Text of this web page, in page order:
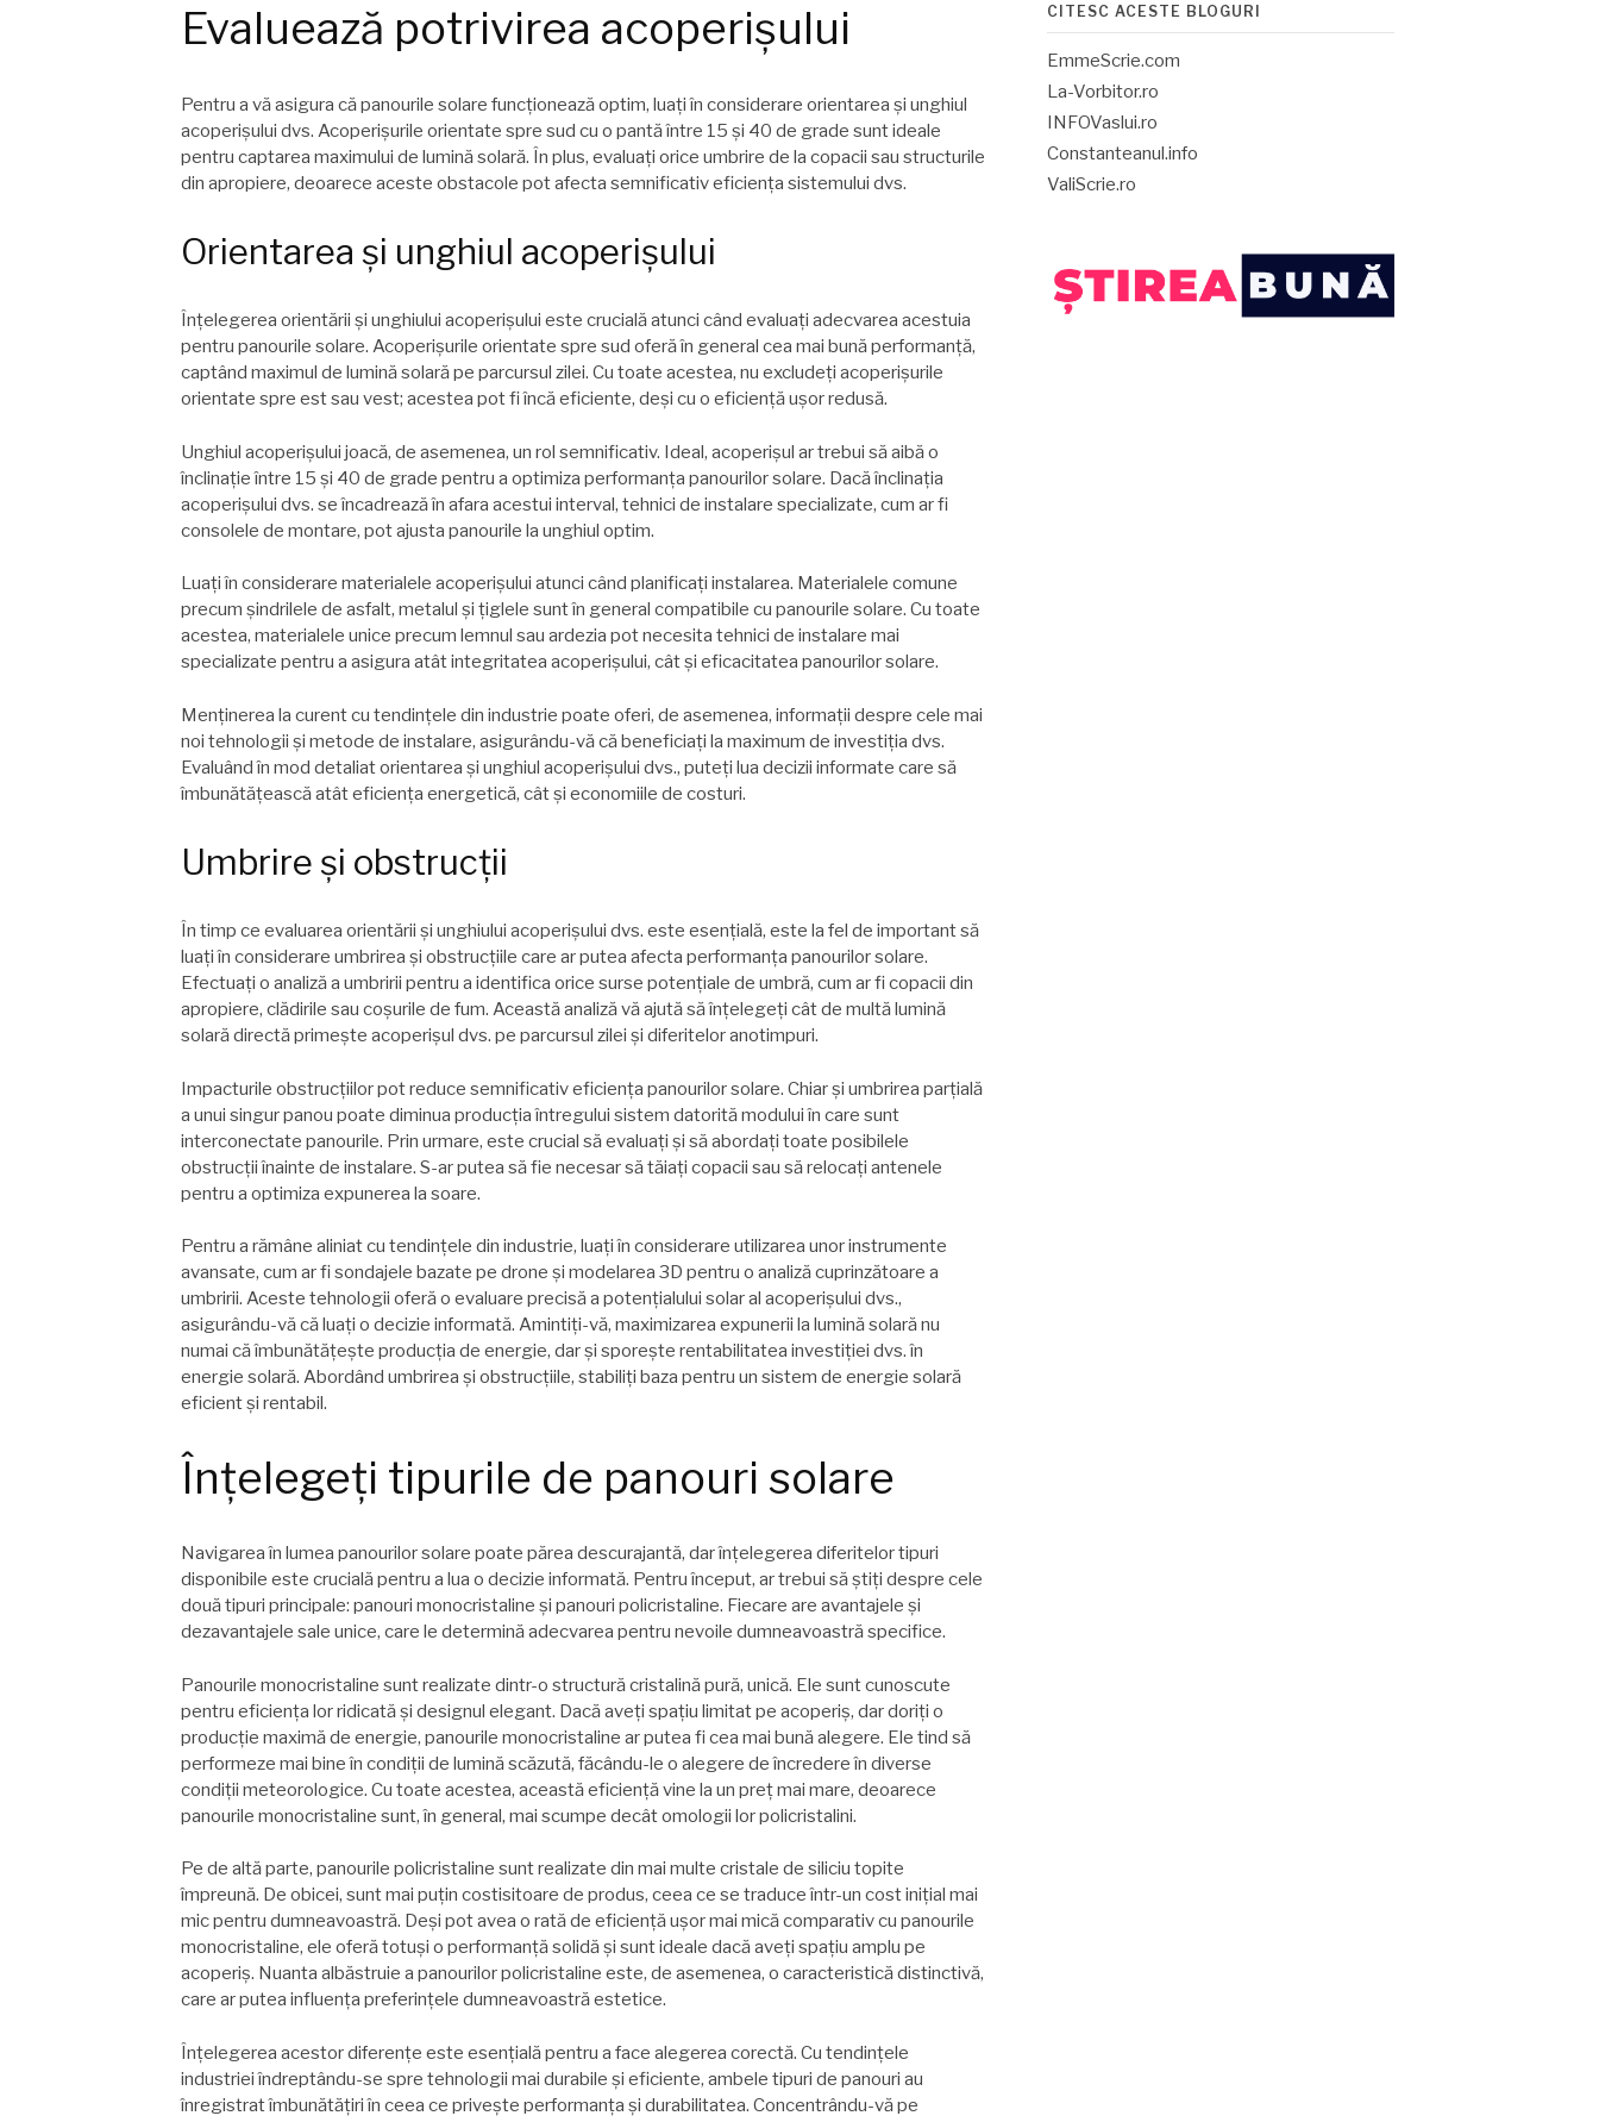
Evaluează potrivirea acoperișului
Pentru a vă asigura că panourile solare funcționează optim, luați în considerare orientarea și unghiul
acoperișului dvs. Acoperișurile orientate spre sud cu o pantă între 15 și 40 de grade sunt ideale
pentru captarea maximului de lumină solară. În plus, evaluați orice umbrire de la copacii sau structurile
din apropiere, deoarece aceste obstacole pot afecta semnificativ eficiența sistemului dvs.
Orientarea și unghiul acoperișului
Înțelegerea orientării și unghiului acoperișului este crucială atunci când evaluați adecvarea acestuia
pentru panourile solare. Acoperișurile orientate spre sud oferă în general cea mai bună performanță,
captând maximul de lumină solară pe parcursul zilei. Cu toate acestea, nu excludeți acoperișurile
orientate spre est sau vest; acestea pot fi încă eficiente, deși cu o eficiență ușor redusă.
Unghiul acoperișului joacă, de asemenea, un rol semnificativ. Ideal, acoperișul ar trebui să aibă o
înclinație între 15 și 40 de grade pentru a optimiza performanța panourilor solare. Dacă înclinația
acoperișului dvs. se încadrează în afara acestui interval, tehnici de instalare specializate, cum ar fi
consolele de montare, pot ajusta panourile la unghiul optim.
Luați în considerare materialele acoperișului atunci când planificați instalarea. Materialele comune
precum șindrilele de asfalt, metalul și țiglele sunt în general compatibile cu panourile solare. Cu toate
acestea, materialele unice precum lemnul sau ardezia pot necesita tehnici de instalare mai
specializate pentru a asigura atât integritatea acoperișului, cât și eficacitatea panourilor solare.
Menținerea la curent cu tendințele din industrie poate oferi, de asemenea, informații despre cele mai
noi tehnologii și metode de instalare, asigurându-vă că beneficiați la maximum de investiția dvs.
Evaluând în mod detaliat orientarea și unghiul acoperișului dvs., puteți lua decizii informate care să
îmbunătățească atât eficiența energetică, cât și economiile de costuri.
Umbrire și obstrucții
În timp ce evaluarea orientării și unghiului acoperișului dvs. este esențială, este la fel de important să
luați în considerare umbrirea și obstrucțiile care ar putea afecta performanța panourilor solare.
Efectuați o analiză a umbririi pentru a identifica orice surse potențiale de umbră, cum ar fi copacii din
apropiere, clădirile sau coșurile de fum. Această analiză vă ajută să înțelegeți cât de multă lumină
solară directă primește acoperișul dvs. pe parcursul zilei și diferitelor anotimpuri.
Impacturile obstrucțiilor pot reduce semnificativ eficiența panourilor solare. Chiar și umbrirea parțială
a unui singur panou poate diminua producția întregului sistem datorită modului în care sunt
interconectate panourile. Prin urmare, este crucial să evaluați și să abordați toate posibilele
obstrucții înainte de instalare. S-ar putea să fie necesar să tăiați copacii sau să relocați antenele
pentru a optimiza expunerea la soare.
Pentru a rămâne aliniat cu tendințele din industrie, luați în considerare utilizarea unor instrumente
avansate, cum ar fi sondajele bazate pe drone și modelarea 3D pentru o analiză cuprinzătoare a
umbririi. Aceste tehnologii oferă o evaluare precisă a potențialului solar al acoperișului dvs.,
asigurându-vă că luați o decizie informată. Amintiți-vă, maximizarea expunerii la lumină solară nu
numai că îmbunătățește producția de energie, dar și sporește rentabilitatea investiției dvs. în
energie solară. Abordând umbrirea și obstrucțiile, stabiliți baza pentru un sistem de energie solară
eficient și rentabil.
Înțelegeți tipurile de panouri solare
Navigarea în lumea panourilor solare poate părea descurajantă, dar înțelegerea diferitelor tipuri
disponibile este crucială pentru a lua o decizie informată. Pentru început, ar trebui să știți despre cele
două tipuri principale: panouri monocristaline și panouri policristaline. Fiecare are avantajele și
dezavantajele sale unice, care le determină adecvarea pentru nevoile dumneavoastră specifice.
Panourile monocristaline sunt realizate dintr-o structură cristalină pură, unică. Ele sunt cunoscute
pentru eficiența lor ridicată și designul elegant. Dacă aveți spațiu limitat pe acoperiș, dar doriți o
producție maximă de energie, panourile monocristaline ar putea fi cea mai bună alegere. Ele tind să
performeze mai bine în condiții de lumină scăzută, făcându-le o alegere de încredere în diverse
condiții meteorologice. Cu toate acestea, această eficiență vine la un preț mai mare, deoarece
panourile monocristaline sunt, în general, mai scumpe decât omologii lor policristalini.
Pe de altă parte, panourile policristaline sunt realizate din mai multe cristale de siliciu topite
împreună. De obicei, sunt mai puțin costisitoare de produs, ceea ce se traduce într-un cost inițial mai
mic pentru dumneavoastră. Deși pot avea o rată de eficiență ușor mai mică comparativ cu panourile
monocristaline, ele oferă totuși o performanță solidă și sunt ideale dacă aveți spațiu amplu pe
acoperiș. Nuanta albăstruie a panourilor policristaline este, de asemenea, o caracteristică distinctivă,
care ar putea influența preferințele dumneavoastră estetice.
Înțelegerea acestor diferențe este esențială pentru a face alegerea corectă. Cu tendințele
industriei îndreptându-se spre tehnologii mai durabile și eficiente, ambele tipuri de panouri au
înregistrat îmbunătățiri în ceea ce privește performanța și durabilitatea. Concentrându-vă pe
CITESC ACESTE BLOGURI
EmmeScrie.com
La-Vorbitor.ro
INFOVaslui.ro
Constanteanul.info
ValiScrie.ro